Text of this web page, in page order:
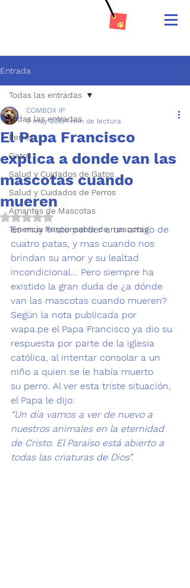
Entrada
Todas las entradas
Perros
Gatos
Salud y Cuidados de Gatos
Salud y Cuidados de Perros
Amantes de Mascotas
Tenencia Responsable de mascotas
Todas las entradas
El Papa Francisco
explica a donde van las
mascotas cuando
mueren
COMBOX IP
8 may 20191 min de lectura
Obtuvo NaN de 5 estrellas.
Es muy triste perder a un amigo de
cuatro patas, y mas cuando nos
brindan su amor y su lealtad
incondicional... Pero siempre ha
existido la gran duda de ¿a dónde
van las mascotas cuando mueren?
Según la nota publicada por
wapa.pe el Papa Francisco ya dio su
respuesta por parte de la iglesia
católica, al intentar consolar a un
niño a quien se le había muerto
su perro. Al ver esta triste situación,
el Papa le dijo:
“Un día vamos a ver de nuevo a
nuestros animales en la eternidad
de Cristo. El Paraíso está abierto a
todas las criaturas de Dios”.